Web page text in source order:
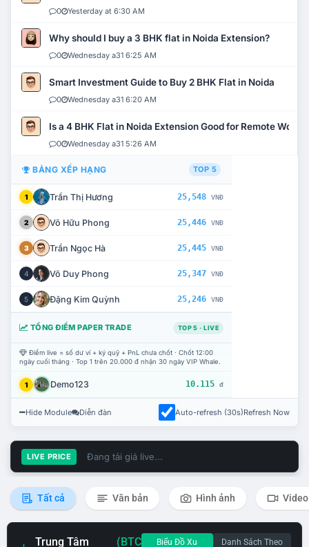
0 Yesterday at 6:30 AM
Why should I buy a 3 BHK flat in Noida Extension?
0 Wednesday a31 6:25 AM
Smart Investment Guide to Buy 2 BHK Flat in Noida
0 Wednesday a31 6:20 AM
Is a 4 BHK Flat in Noida Extension Good for Remote Work?
0 Wednesday a31 5:26 AM
BẢNG XẾP HẠNG TOP 5
1 Trần Thị Hương 25,548 VNĐ
2 Võ Hữu Phong 25,446 VNĐ
3 Trần Ngọc Hà 25,445 VNĐ
4 Võ Duy Phong 25,347 VNĐ
5 Đặng Kim Quỳnh 25,246 VNĐ
TỔNG ĐIỂM PAPER TRADE TOP 5 · LIVE
Điểm live = số dư ví + ký quỹ + PnL chưa chốt · Chốt 12:00
ngày cuối tháng · Top 1 trên 20.000 đ nhận 30 ngày VIP Whale.
1 Demo123 10.115 đ
Hide Module Diễn đàn Auto-refresh (30s)Refresh Now
LIVE PRICE Đang tải giá live...
Tất cả Văn bản Hình ảnh Video
Trung Tâm
(BTC
Biểu Đồ Xu
Danh Sách Theo